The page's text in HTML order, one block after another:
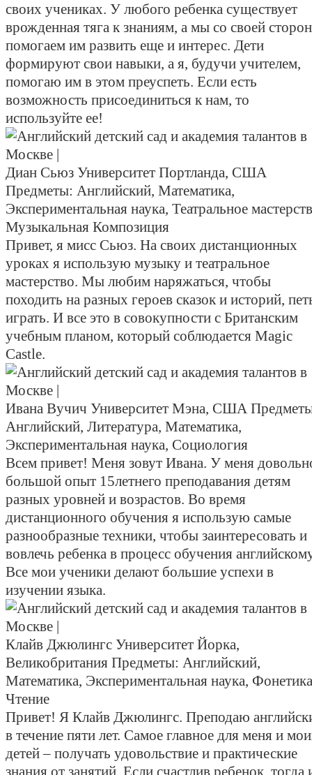
своих учениках. У любого ребенка существует
врожденная тяга к знаниям, а мы со своей
помогаем им развить еще и интерес. Дети
формируют свои навыки, а я, будучи учителем,
помогаю им в этом преуспеть. Если есть
возможность присоединиться к нам, то
используйте ее!
Диан Сьюз Университет Портланда, США
Предметы: Английский, Математика,
Экспериментальная наука, Театральное
Музыкальная Композиция
Привет, я мисс Сьюз. На своих дистанционных
уроках я использую музыку и театральное
мастерство. Мы любим наряжаться, чтобы
походить на разных героев сказок и историй,
играть. И все это в совокупности с Британским
учебным планом, который соблюдается Magic
Castle.
Ивана Вучич Университет Мэна, США
Английский, Литература, Математика,
Экспериментальная наука, Социология
Всем привет! Меня зовут Ивана. У меня
большой опыт 15летнего преподавания детям
разных уровней и возрастов. Во время
дистанционного обучения я использую самые
разнообразные техники, чтобы заинтересовать и
вовлечь ребенка в процесс обучения
Все мои ученики делают большие успехи в
изучении языка.
Клайв Джюлингс Университет Йорка,
Великобритания Предметы: Английский,
Математика, Экспериментальная наука,
Чтение
Привет! Я Клайв Джюлингс. Преподаю
в течение пяти лет. Самое главное для меня и
детей – получать удовольствие и практические
знания от занятий. Если счастлив ребенок, тогда